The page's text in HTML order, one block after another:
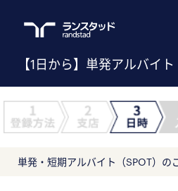
【1日から】単発アルバイト
単発・短期アルバイト（SPOT）の